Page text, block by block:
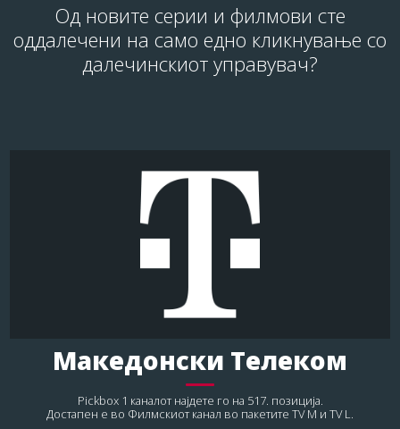
Од новите серии и филмови сте
оддалечени на само едно кликнување со
далечинскиот управувач?
Македонски Телеком
Pickbox 1 каналот најдете го на 517. позиција.
Достапен е во Филмскиот канал во пакетите TV M и TV L.